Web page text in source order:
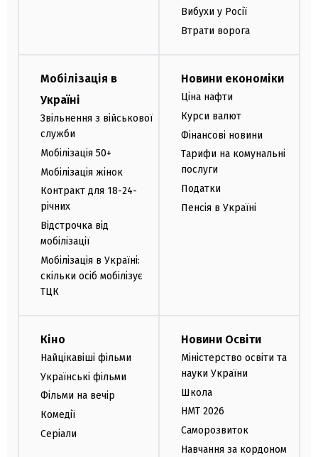
Вибухи у Росії
Втрати ворога
Мобілізація в
Україні
Звільнення з військової
служби
Мобілізація 50+
Мобілізація жінок
Контракт для 18-24-
річних
Відстрочка від
мобілізації
Мобілізація в Україні:
скільки осіб мобілізує
ТЦК
Новини економіки
Ціна нафти
Курси валют
Фінансові новини
Тарифи на комунальні
послуги
Податки
Пенсія в Україні
Кіно
Найцікавіші фільми
Українські фільми
Фільми на вечір
Комедії
Серіали
Новини Освіти
Міністерство освіти та
науки України
Школа
НМТ 2026
Саморозвиток
Навчання за кордоном